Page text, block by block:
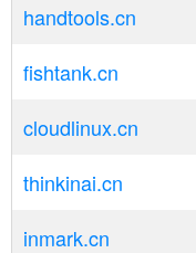
handtools.cn
fishtank.cn
cloudlinux.cn
thinkinai.cn
inmark.cn